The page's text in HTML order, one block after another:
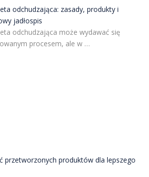
odchudzająca: zasady, produkty i
jadłospis
odchudzająca może wydawać się
procesem, ale w …
przetworzonych produktów dla lepszego